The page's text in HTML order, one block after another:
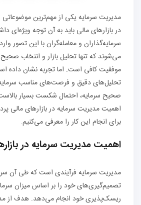
مدیریت سرمایه یکی از مهم‌ترین
در بازارهای مالی باید به آن توجه ویژه‌ای
سرمایه‌گذاران و معامله‌گران با این تصور
می‌شوند که تنها تحلیل بازار و انتخاب
موفقیت کافی است. اما تجربه نشان داده
تحلیل‌های دقیق و فرصت‌های مناسب
صحیح سرمایه، احتمال شکست بسیار
اهمیت مدیریت سرمایه در بازارهای مالی
برای انجام این کار را معرفی می‌کنیم.
اهمیت مدیریت سرمایه در
مدیریت سرمایه فرآیندی است که طی آن
تصمیم‌گیری‌های خود را بر اساس میزان
ریسک‌پذیری خود انجام می‌دهد. هدف از